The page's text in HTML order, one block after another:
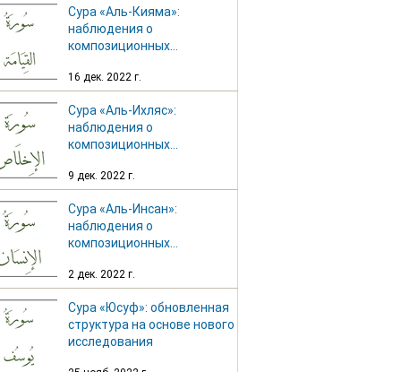
Сура «Аль-Кияма»:
наблюдения о
композиционных
16 дек. 2022 г.
Сура «Аль-Ихляс»:
наблюдения о
композиционных
9 дек. 2022 г.
Сура «Аль-Инсан»:
наблюдения о
композиционных
2 дек. 2022 г.
Сура «Юсуф»: обновленная
структура на основе нового
исследования